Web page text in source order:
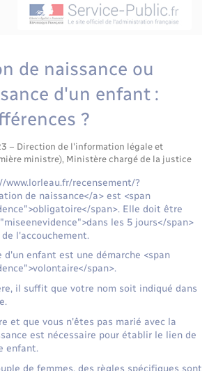
de naissance ou
d'un enfant :
?
– Direction de l'information légale et
ministre), Ministère chargé de la justice
www.lorleau.fr/recensement/?
de naissance</a> est <span
span>. Elle doit être
les 5 jours</span>
l'accouchement.
d'un enfant est une démarche <span
span>.
il suffit que votre nom soit indiqué dans
et que vous n'êtes pas marié avec la
est nécessaire pour établir le lien de
enfant.
de femmes, des règles spécifiques sont